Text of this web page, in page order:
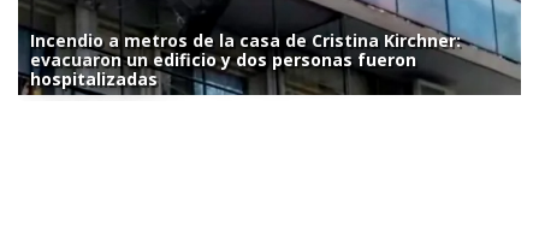
Incendio a metros de la casa de Cristina Kirchner:
evacuaron un edificio y dos personas fueron
hospitalizadas